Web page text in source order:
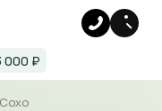
000 ₽